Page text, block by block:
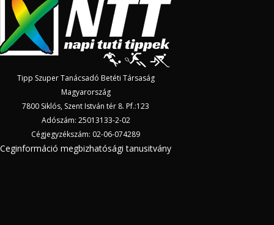
Tipp Szuper Tanácsadó Betéti Társaság
Magyarország
7800 Siklós, Szent István tér 8. Pf.:123
Adószám: 25013133-2-02
Cégjegyzékszám: 02-06-074289
Ceginformáció megbizhatósági tanusitvány